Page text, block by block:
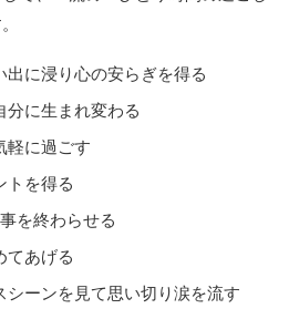
に浸り心の安らぎを得る
分に生まれ変わる
軽に過ごす
トを得る
を終わらせる
てあげる
シーンを見て思い切り涙を流す